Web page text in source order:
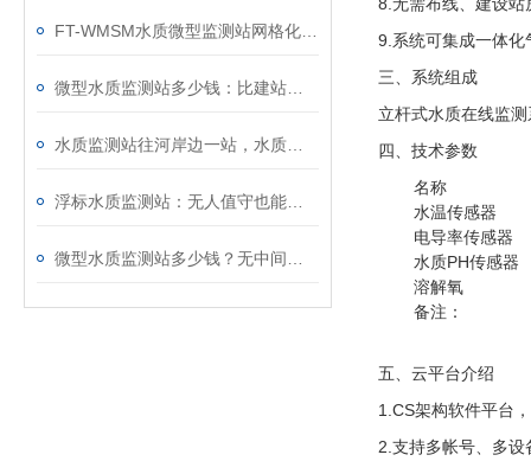
9.系统可集成一体化
三、系统组成
立杆式水质在线监
四、技术参数
名称
水温传感器
电导率传感器
水质PH传感器
溶解氧
备注：
五、云平台介绍
1.CS架构软件平台
2.支持多帐号、多设